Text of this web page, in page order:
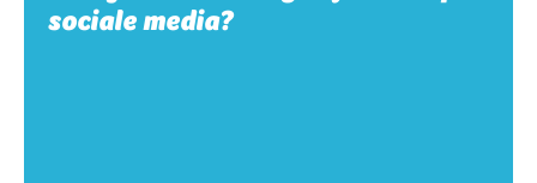
sociale media?